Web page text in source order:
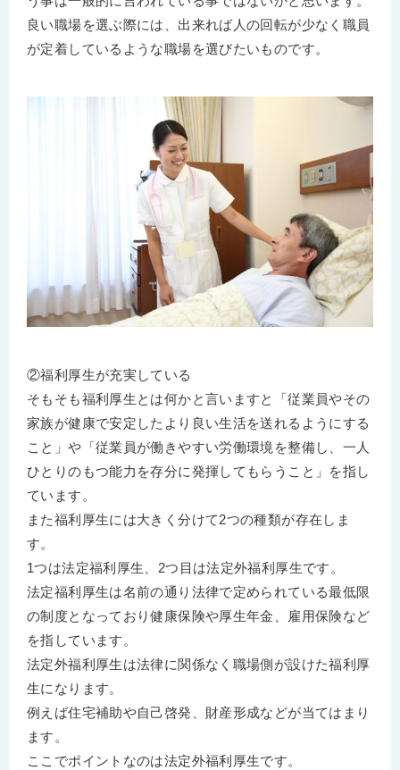
良い職場を選ぶ際には、出来れば人の回転が少なく職員
が定着しているような職場を選びたいものです。
②福利厚生が充実している
そもそも福利厚生とは何かと言いますと「従業員やその
家族が健康で安定したより良い生活を送れるようにする
こと」や「従業員が働きやすい労働環境を整備し、一人
ひとりのもつ能力を存分に発揮してもらうこと」を指し
ています。
また福利厚生には大きく分けて2つの種類が存在しま
す。
1つは法定福利厚生、2つ目は法定外福利厚生です。
法定福利厚生は名前の通り法律で定められている最低限
の制度となっており健康保険や厚生年金、雇用保険など
を指しています。
法定外福利厚生は法律に関係なく職場側が設けた福利厚
生になります。
例えば住宅補助や自己啓発、財産形成などが当てはまり
ます。
ここでポイントなのは法定外福利厚生です。